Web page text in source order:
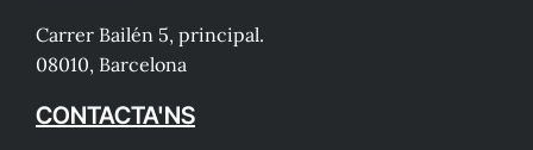
Carrer Bailén 5, principal.
08010, Barcelona
CONTACTA'NS